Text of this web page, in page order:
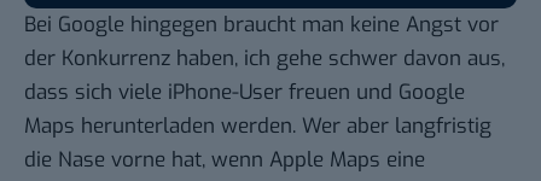
Bei Google hingegen braucht man keine Angst vor
der Konkurrenz haben, ich gehe schwer davon aus,
dass sich viele iPhone-User freuen und Google
Maps herunterladen werden. Wer aber langfristig
die Nase vorne hat, wenn Apple Maps eine